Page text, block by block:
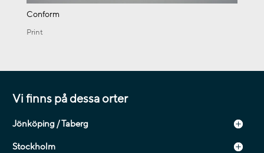
Conform
Print
Vi finns på dessa orter
Jönköping / Taberg
Stockholm